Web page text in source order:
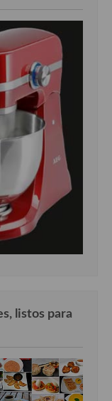
listos para